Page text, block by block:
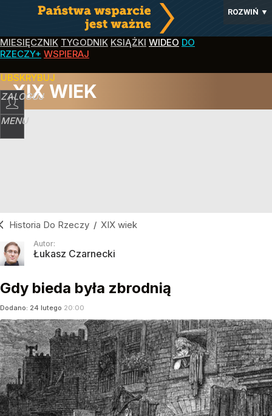
ROZWIŃ ▼
MIESIĘCZNIK TYGODNIK KSIĄŻKI WIDEO DO
RZECZY+ WSPIERAJ
ZALOGUJ
MENU
XIX WIEK
Historia Do Rzeczy / XIX wiek
Autor:
Łukasz Czarnecki
Gdy bieda była zbrodnią
Dodano: 24 lutego 20:00